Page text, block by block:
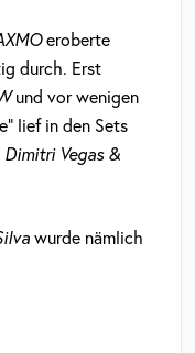
eroberte
durch. Erst
und vor wenigen
lief in den Sets
Dimitri Vegas &
wurde nämlich